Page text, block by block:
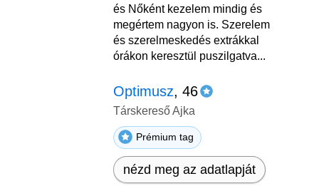
és Nőként kezelem mindig és
megértem nagyon is. Szerelem
és szerelmeskedés extrákkal
órákon keresztül puszilgatva...
Optimusz, 46
Társkereső Ajka
Prémium tag
nézd meg az adatlapját